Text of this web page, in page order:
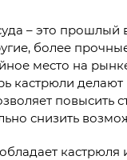
– это прошлый
более
место на
кастрюли
повысить
снизить